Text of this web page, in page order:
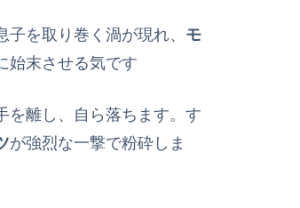
子を取り巻く渦が現れ、 モ
始末させる気です
を離し、自ら落ちます。す
が強烈な一撃で粉砕しま